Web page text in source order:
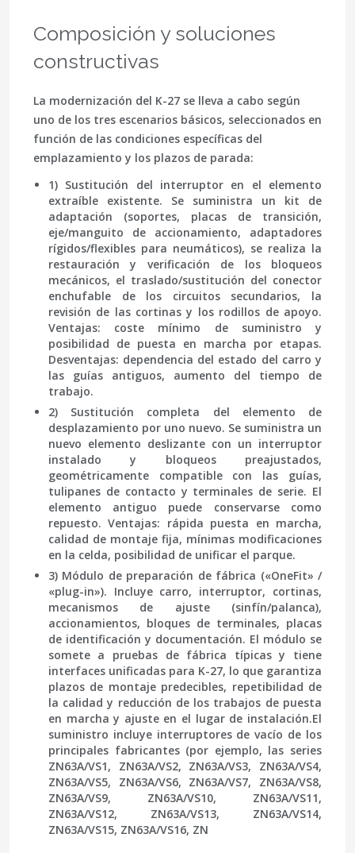
Composición y soluciones
constructivas
La modernización del K-27 se lleva a cabo según
uno de los tres escenarios básicos, seleccionados en
función de las condiciones específicas del
emplazamiento y los plazos de parada:
1) Sustitución del interruptor en el elemento
extraíble existente. Se suministra un kit de
adaptación (soportes, placas de transición,
eje/manguito de accionamiento, adaptadores
rígidos/flexibles para neumáticos), se realiza la
restauración y verificación de los bloqueos
mecánicos, el traslado/sustitución del conector
enchufable de los circuitos secundarios, la
revisión de las cortinas y los rodillos de apoyo.
Ventajas: coste mínimo de suministro y
posibilidad de puesta en marcha por etapas.
Desventajas: dependencia del estado del carro y
las guías antiguos, aumento del tiempo de
trabajo.
2) Sustitución completa del elemento de
desplazamiento por uno nuevo. Se suministra un
nuevo elemento deslizante con un interruptor
instalado y bloqueos preajustados,
geométricamente compatible con las guías,
tulipanes de contacto y terminales de serie. El
elemento antiguo puede conservarse como
repuesto. Ventajas: rápida puesta en marcha,
calidad de montaje fija, mínimas modificaciones
en la celda, posibilidad de unificar el parque.
3) Módulo de preparación de fábrica («OneFit» /
«plug-in»). Incluye carro, interruptor, cortinas,
mecanismos de ajuste (sinfín/palanca),
accionamientos, bloques de terminales, placas
de identificación y documentación. El módulo se
somete a pruebas de fábrica típicas y tiene
interfaces unificadas para K-27, lo que garantiza
plazos de montaje predecibles, repetibilidad de
la calidad y reducción de los trabajos de puesta
en marcha y ajuste en el lugar de instalación.El
suministro incluye interruptores de vacío de los
principales fabricantes (por ejemplo, las series
ZN63A/VS1, ZN63A/VS2, ZN63A/VS3, ZN63A/VS4,
ZN63A/VS5, ZN63A/VS6, ZN63A/VS7, ZN63A/VS8,
ZN63A/VS9, ZN63A/VS10, ZN63A/VS11,
ZN63A/VS12, ZN63A/VS13, ZN63A/VS14,
ZN63A/VS15, ZN63A/VS16, ZN